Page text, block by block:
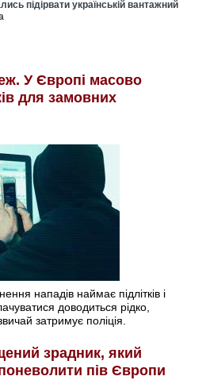
підірвати українській вантажний
У Європі масово
для замовних
нападів наймає підлітків і
доводиться рідко,
затримує поліція.
зрадник, який
пів Європи